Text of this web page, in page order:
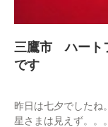
三鷹市 ハート
です
昨日は七夕でしたね
星さまは見えず。。